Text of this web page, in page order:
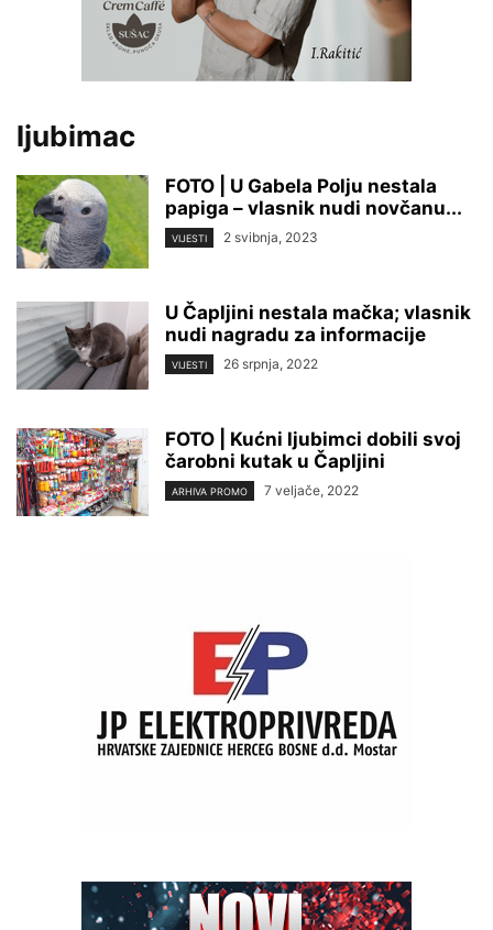
ljubimac
FOTO | U Gabela Polju nestala
papiga – vlasnik nudi novčanu...
VIJESTI 2 svibnja, 2023
U Čapljini nestala mačka; vlasnik
nudi nagradu za informacije
VIJESTI 26 srpnja, 2022
FOTO | Kućni ljubimci dobili svoj
čarobni kutak u Čapljini
ARHIVA PROMO 7 veljače, 2022